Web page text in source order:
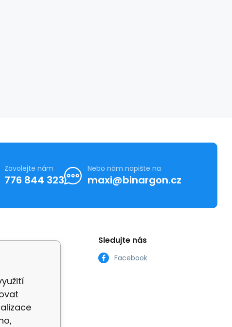
Zavolejte nám
776 844 323
Nebo nám napište na
maxi@binargon.cz
Sledujte nás
Facebook